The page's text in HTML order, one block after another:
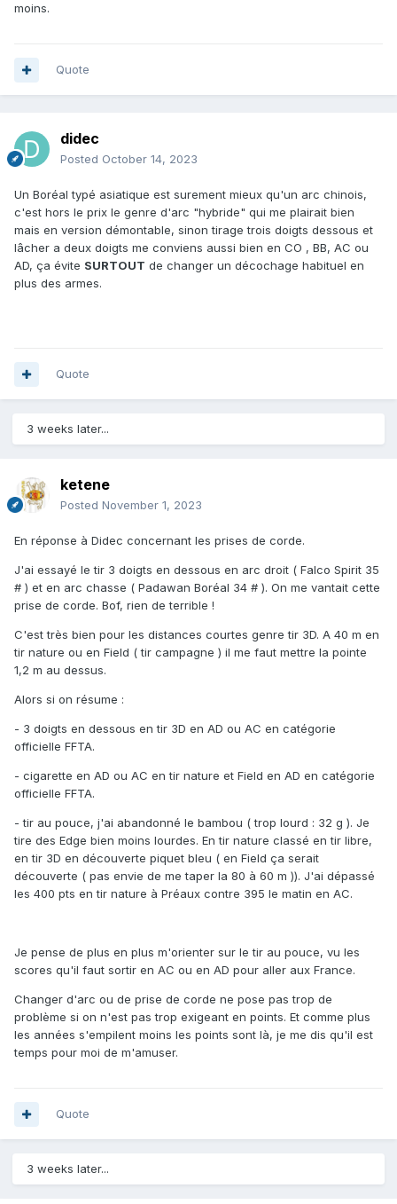
moins.
Quote
didec
Posted October 14, 2023
Un Boréal typé asiatique est surement mieux qu'un arc chinois,
c'est hors le prix le genre d'arc "hybride" qui me plairait bien
mais en version démontable, sinon tirage trois doigts dessous et
lâcher a deux doigts me conviens aussi bien en CO , BB, AC ou
AD, ça évite SURTOUT de changer un décochage habituel en
plus des armes.
Quote
3 weeks later...
ketene
Posted November 1, 2023
En réponse à Didec concernant les prises de corde.
J'ai essayé le tir 3 doigts en dessous en arc droit ( Falco Spirit 35
# ) et en arc chasse ( Padawan Boréal 34 # ). On me vantait cette
prise de corde. Bof, rien de terrible !
C'est très bien pour les distances courtes genre tir 3D. A 40 m en
tir nature ou en Field ( tir campagne ) il me faut mettre la pointe
1,2 m au dessus.
Alors si on résume :
- 3 doigts en dessous en tir 3D en AD ou AC en catégorie
officielle FFTA.
- cigarette en AD ou AC en tir nature et Field en AD en catégorie
officielle FFTA.
- tir au pouce, j'ai abandonné le bambou ( trop lourd : 32 g ). Je
tire des Edge bien moins lourdes. En tir nature classé en tir libre,
en tir 3D en découverte piquet bleu ( en Field ça serait
découverte ( pas envie de me taper la 80 à 60 m )). J'ai dépassé
les 400 pts en tir nature à Préaux contre 395 le matin en AC.
Je pense de plus en plus m'orienter sur le tir au pouce, vu les
scores qu'il faut sortir en AC ou en AD pour aller aux France.
Changer d'arc ou de prise de corde ne pose pas trop de
problème si on n'est pas trop exigeant en points. Et comme plus
les années s'empilent moins les points sont là, je me dis qu'il est
temps pour moi de m'amuser.
Quote
3 weeks later...